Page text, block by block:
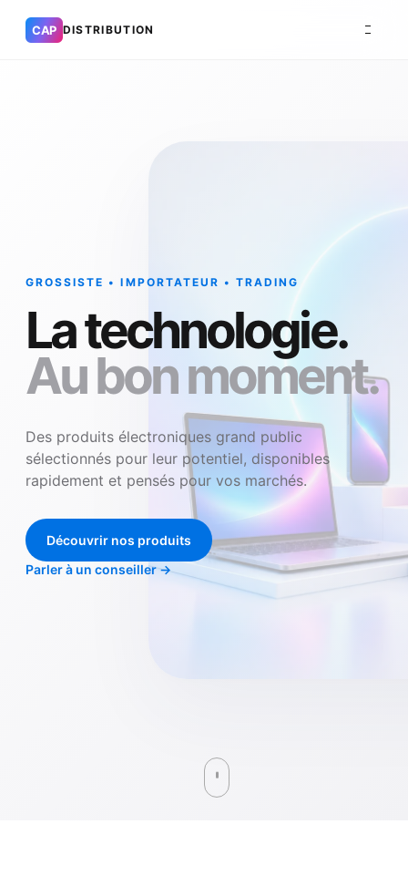
CAP DISTRIBUTION
GROSSISTE • IMPORTATEUR • TRADING
La technologie.
Au bon moment.
Des produits électroniques grand public
sélectionnés pour leur potentiel, disponibles
rapidement et pensés pour vos marchés.
Découvrir nos produits
Parler à un conseiller→